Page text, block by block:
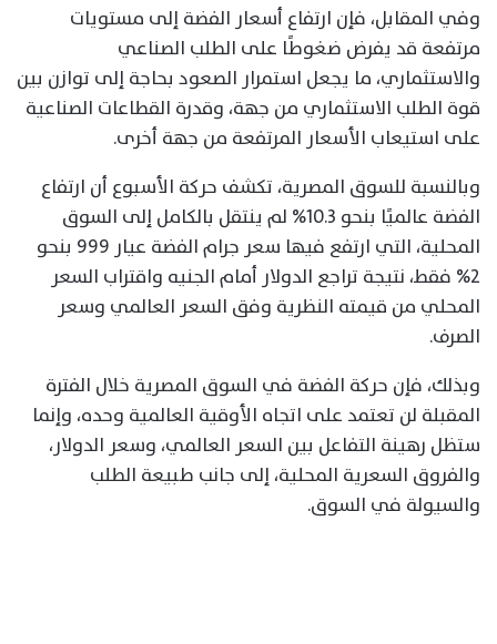
وفي المقابل، فإن ارتفاع أسعار الفضة إلى مستويات
مرتفعة قد يفرض ضغوطًا على الطلب الصناعي
والاستثماري، ما يجعل استمرار الصعود بحاجة إلى توازن بين
قوة الطلب الاستثماري من جهة، وقدرة القطاعات الصناعية
على استيعاب الأسعار المرتفعة من جهة أخرى.
وبالنسبة للسوق المصرية، تكشف حركة الأسبوع أن ارتفاع
الفضة عالميًا بنحو 10.3% لم ينتقل بالكامل إلى السوق
المحلية، التي ارتفع فيها سعر جرام الفضة عيار 999 بنحو
2% فقط، نتيجة تراجع الدولار أمام الجنيه واقتراب السعر
المحلي من قيمته النظرية وفق السعر العالمي وسعر
الصرف.
وبذلك، فإن حركة الفضة في السوق المصرية خلال الفترة
المقبلة لن تعتمد على اتجاه الأوقية العالمية وحده، وإنما
ستظل رهينة التفاعل بين السعر العالمي، وسعر الدولار،
والفروق السعرية المحلية، إلى جانب طبيعة الطلب
والسيولة في السوق.